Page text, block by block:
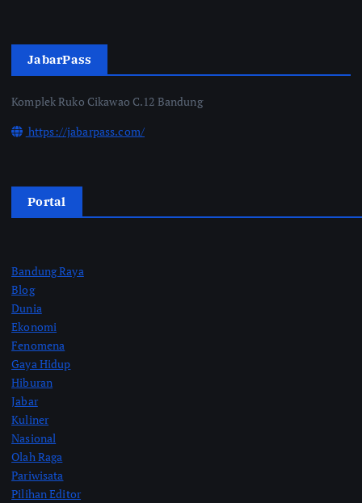
JabarPass
Komplek Ruko Cikawao C.12 Bandung
https://jabarpass.com/
Portal
Bandung Raya
Blog
Dunia
Ekonomi
Fenomena
Gaya Hidup
Hiburan
Jabar
Kuliner
Nasional
Olah Raga
Pariwisata
Pilihan Editor